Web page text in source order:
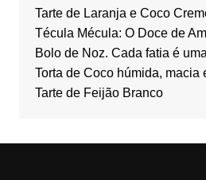
Tarte de Laranja e Coco
Técula Mécula: O Doce de
Bolo de Noz. Cada fatia é
Torta de Coco húmida, macia
Tarte de Feijão Branco